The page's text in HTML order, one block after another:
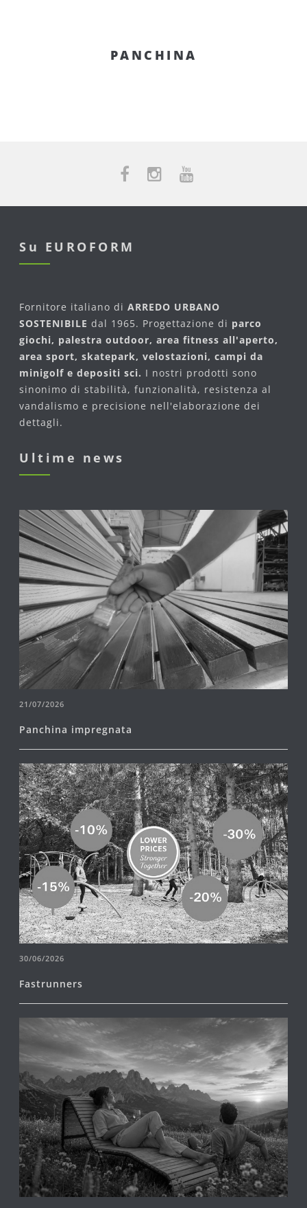
PANCHINA
Su EUROFORM
Fornitore italiano di ARREDO URBANO
SOSTENIBILE dal 1965. Progettazione di parco
giochi, palestra outdoor, area fitness all'aperto,
area sport, skatepark, velostazioni, campi da
minigolf e depositi sci. I nostri prodotti sono
sinonimo di stabilità, funzionalità, resistenza al
vandalismo e precisione nell'elaborazione dei
dettagli.
Ultime news
21/07/2026
Panchina impregnata
30/06/2026
Fastrunners